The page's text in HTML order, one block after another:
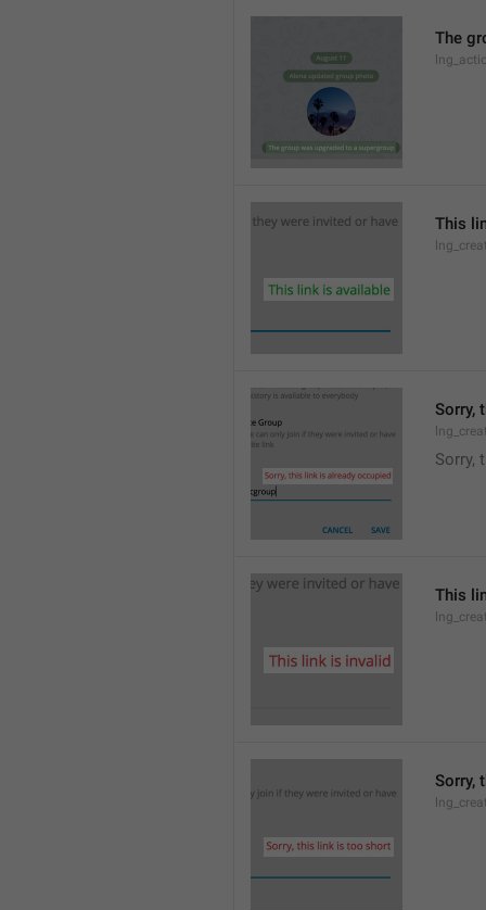
The
This
Sorry,
Sorry,
This
Sorry,